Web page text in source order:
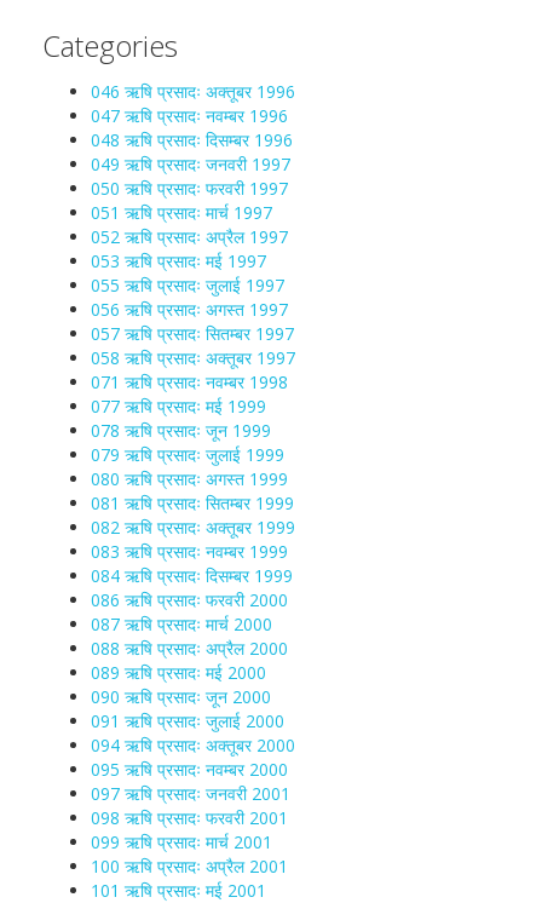
Categories
046 ऋषि प्रसादः अक्तूबर 1996
047 ऋषि प्रसादः नवम्बर 1996
048 ऋषि प्रसादः दिसम्बर 1996
049 ऋषि प्रसादः जनवरी 1997
050 ऋषि प्रसादः फरवरी 1997
051 ऋषि प्रसादः मार्च 1997
052 ऋषि प्रसादः अप्रैल 1997
053 ऋषि प्रसादः मई 1997
055 ऋषि प्रसादः जुलाई 1997
056 ऋषि प्रसादः अगस्त 1997
057 ऋषि प्रसादः सितम्बर 1997
058 ऋषि प्रसादः अक्तूबर 1997
071 ऋषि प्रसादः नवम्बर 1998
077 ऋषि प्रसादः मई 1999
078 ऋषि प्रसादः जून 1999
079 ऋषि प्रसादः जुलाई 1999
080 ऋषि प्रसादः अगस्त 1999
081 ऋषि प्रसादः सितम्बर 1999
082 ऋषि प्रसादः अक्तूबर 1999
083 ऋषि प्रसादः नवम्बर 1999
084 ऋषि प्रसादः दिसम्बर 1999
086 ऋषि प्रसादः फरवरी 2000
087 ऋषि प्रसादः मार्च 2000
088 ऋषि प्रसादः अप्रैल 2000
089 ऋषि प्रसादः मई 2000
090 ऋषि प्रसादः जून 2000
091 ऋषि प्रसादः जुलाई 2000
094 ऋषि प्रसादः अक्तूबर 2000
095 ऋषि प्रसादः नवम्बर 2000
097 ऋषि प्रसादः जनवरी 2001
098 ऋषि प्रसादः फरवरी 2001
099 ऋषि प्रसादः मार्च 2001
100 ऋषि प्रसादः अप्रैल 2001
101 ऋषि प्रसादः मई 2001